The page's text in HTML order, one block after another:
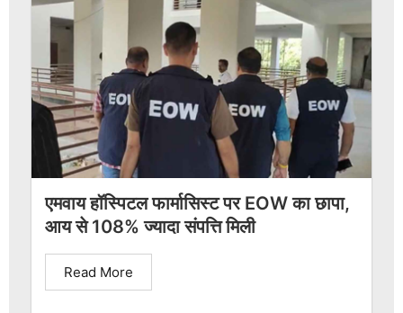
एमवाय हॉस्पिटल फार्मासिस्ट पर EOW का छापा,
आय से 108% ज्यादा संपत्ति मिली
Read More